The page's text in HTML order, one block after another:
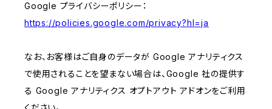
Google プライバシーポリシー：
https://policies.google.com/privacy?hl=ja
なお、お客様はご自身のデータが Google アナリティクス
で使用されることを望まない場合は、Google 社の提供す
る Google アナリティクス オプトアウト アドオンをご利用